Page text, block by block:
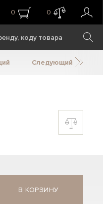
0 0
Следующий
В КОРЗИНУ